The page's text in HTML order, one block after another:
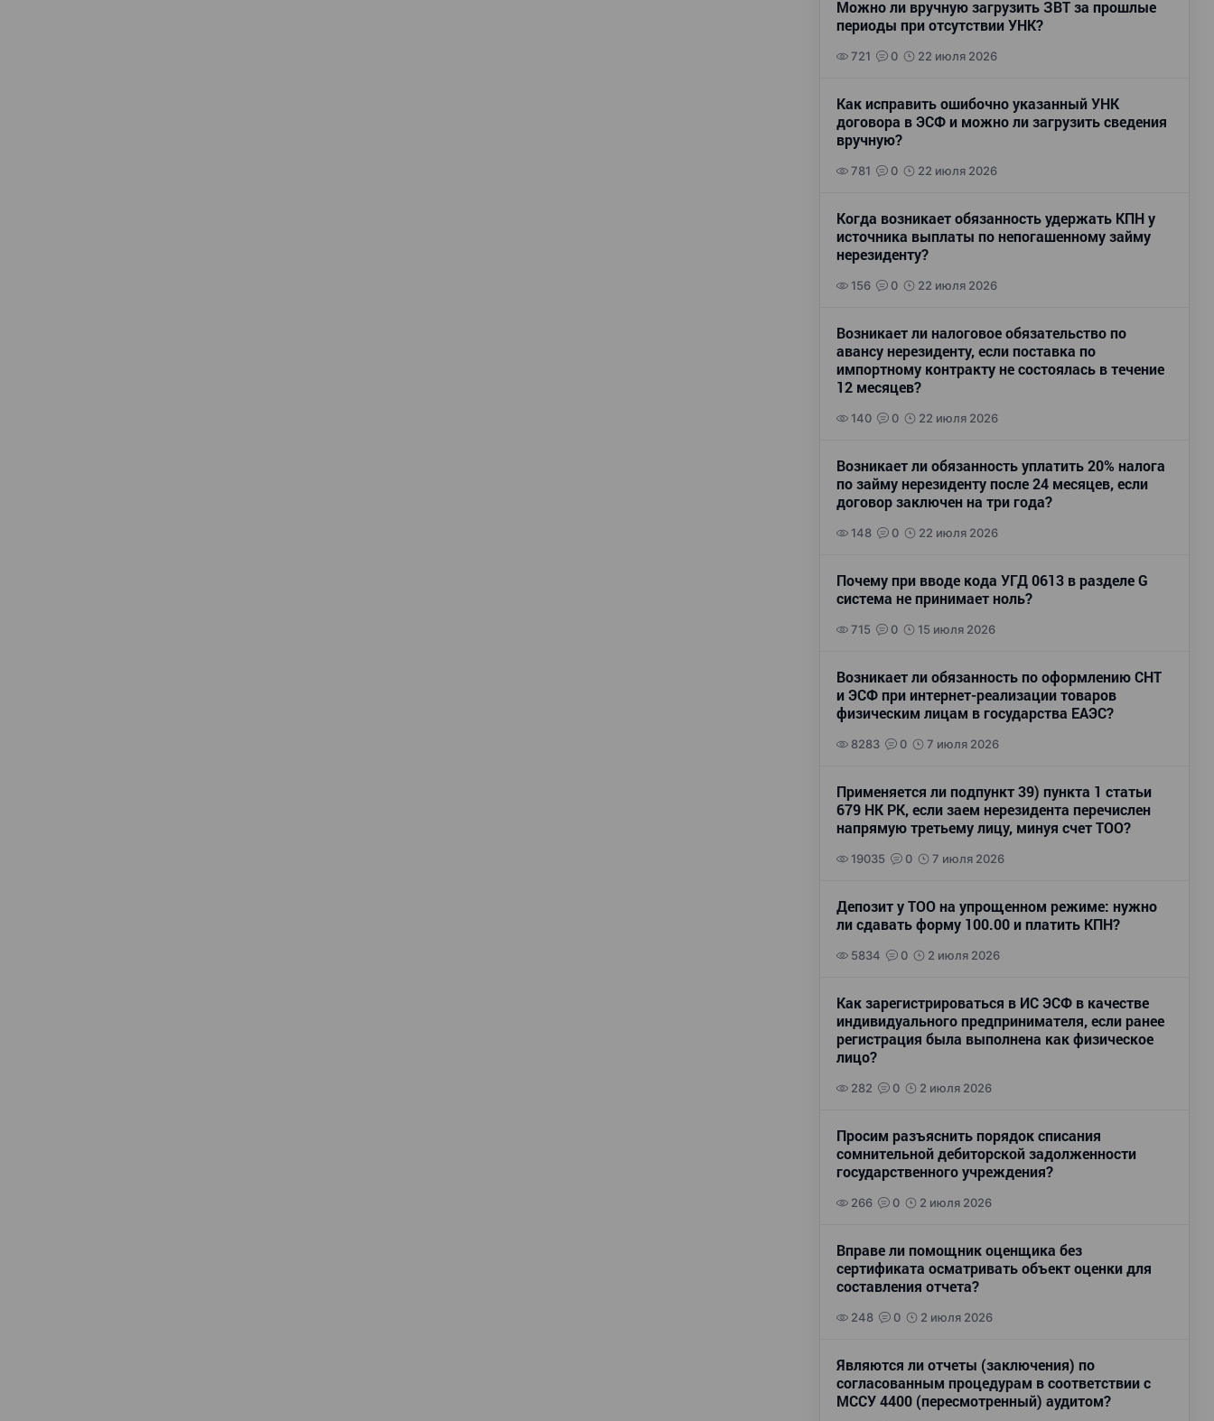
Можно ли вручную загрузить ЗВТ за прошлые
периоды при отсутствии УНК?
721 0 22 июля 2026
Как исправить ошибочно указанный УНК
договора в ЭСФ и можно ли загрузить сведения
вручную?
781 0 22 июля 2026
Когда возникает обязанность удержать КПН у
источника выплаты по непогашенному займу
нерезиденту?
156 0 22 июля 2026
Возникает ли налоговое обязательство по
авансу нерезиденту, если поставка по
импортному контракту не состоялась в течение
12 месяцев?
140 0 22 июля 2026
Возникает ли обязанность уплатить 20% налога
по займу нерезиденту после 24 месяцев, если
договор заключен на три года?
148 0 22 июля 2026
Почему при вводе кода УГД 0613 в разделе G
система не принимает ноль?
715 0 15 июля 2026
Возникает ли обязанность по оформлению СНТ
и ЭСФ при интернет-реализации товаров
физическим лицам в государства ЕАЭС?
8283 0 7 июля 2026
Применяется ли подпункт 39) пункта 1 статьи
679 НК РК, если заем нерезидента перечислен
напрямую третьему лицу, минуя счет ТОО?
19035 0 7 июля 2026
Депозит у ТОО на упрощенном режиме: нужно
ли сдавать форму 100.00 и платить КПН?
5834 0 2 июля 2026
Как зарегистрироваться в ИС ЭСФ в качестве
индивидуального предпринимателя, если ранее
регистрация была выполнена как физическое
лицо?
282 0 2 июля 2026
Просим разъяснить порядок списания
сомнительной дебиторской задолженности
государственного учреждения?
266 0 2 июля 2026
Вправе ли помощник оценщика без
сертификата осматривать объект оценки для
составления отчета?
248 0 2 июля 2026
Являются ли отчеты (заключения) по
согласованным процедурам в соответствии с
МССУ 4400 (пересмотренный) аудитом?